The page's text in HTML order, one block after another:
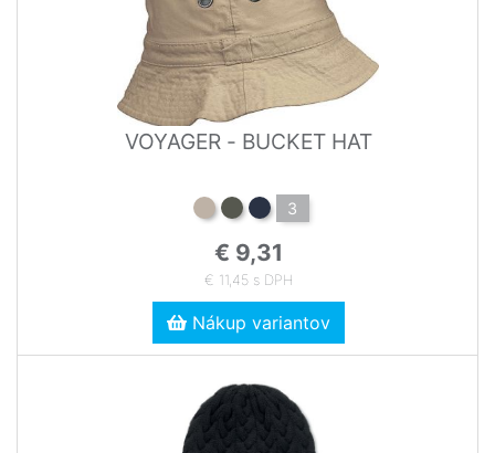
VOYAGER - BUCKET HAT
3
€ 9,31
€ 11,45 s DPH
Nákup variantov